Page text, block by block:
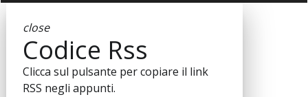
close
Codice Rss
Clicca sul pulsante per copiare il link
RSS negli appunti.